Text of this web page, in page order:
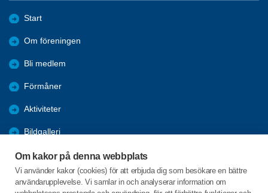
Om kakor på denna webbplats
Vi använder kakor (cookies) för att erbjuda dig som besökare en bättre
användarupplevelse. Vi samlar in och analyserar information om
Start
Om föreningen
Bli medlem
Förmåner
Aktiviteter
Bildgalleri
Närmast på gång
Äldrepolitik